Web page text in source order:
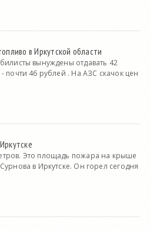
в Иркутской области
вынуждены отдавать 42
почти 46 рублей . На АЗС скачок цен
Это площадь пожара на крыше
в Иркутске. Он горел сегодня